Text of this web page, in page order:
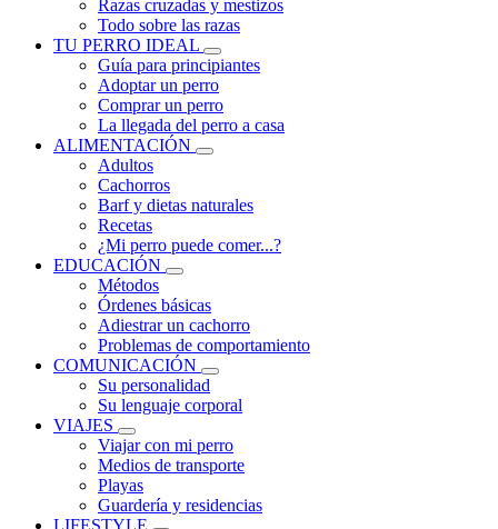
Razas cruzadas y mestizos
Todo sobre las razas
TU PERRO IDEAL
Guía para principiantes
Adoptar un perro
Comprar un perro
La llegada del perro a casa
ALIMENTACIÓN
Adultos
Cachorros
Barf y dietas naturales
Recetas
¿Mi perro puede comer...?
EDUCACIÓN
Métodos
Órdenes básicas
Adiestrar un cachorro
Problemas de comportamiento
COMUNICACIÓN
Su personalidad
Su lenguaje corporal
VIAJES
Viajar con mi perro
Medios de transporte
Playas
Guardería y residencias
LIFESTYLE